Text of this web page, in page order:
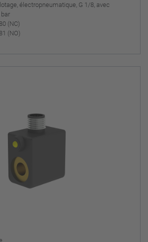
électropneumatique, G 1/8, avec
(NC)
(NO)